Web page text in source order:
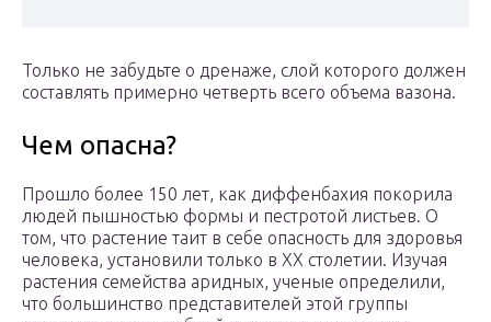
Только не забудьте о дренаже, слой которого должен
составлять примерно четверть всего объема вазона.
Чем опасна?
Прошло более 150 лет, как диффенбахия покорила
людей пышностью формы и пестротой листьев. О
том, что растение таит в себе опасность для здоровья
человека, установили только в XX столетии. Изучая
растения семейства аридных, ученые определили,
что большинство представителей этой группы